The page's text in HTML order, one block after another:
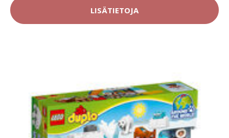
LISÄTIETOJA